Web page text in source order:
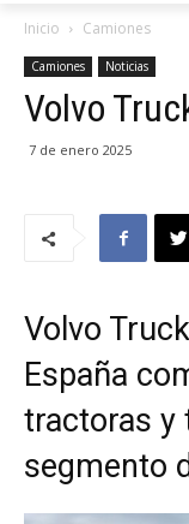
Inicio Camiones
Camiones Noticias
Volvo
7 de enero 2025
Volvo
España
tractoras y
segmento